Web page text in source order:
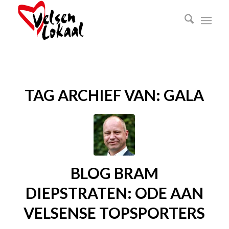
TAG ARCHIEF VAN: GALA
BLOG BRAM
DIEPSTRATEN: ODE AAN
VELSENSE TOPSPORTERS